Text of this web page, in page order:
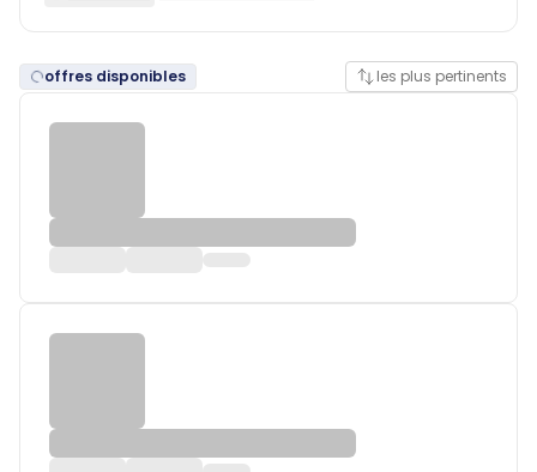
offres disponibles les plus pertinents